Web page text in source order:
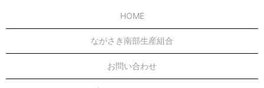
HOME
ながさき南部生産組合
お問い合わせ